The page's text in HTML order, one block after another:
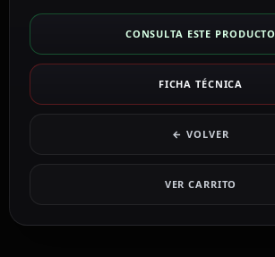
CONSULTA ESTE PRODUCTO
FICHA TÉCNICA
← VOLVER
VER CARRITO